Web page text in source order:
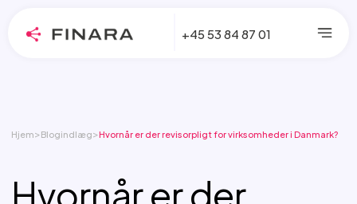
+45 53 84 87 01
Hjem>Blogindlæg>Hvornår er der revisorpligt for virksomheder i Danmark?
Hvornår er der